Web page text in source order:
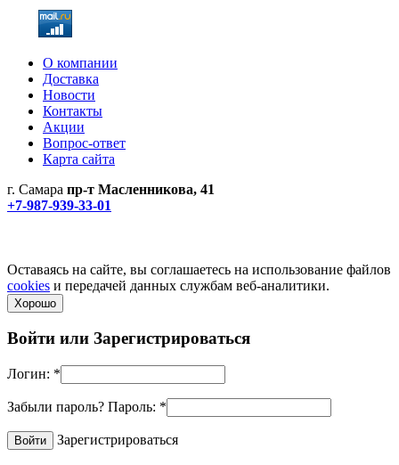
О компании
Доставка
Новости
Контакты
Акции
Вопрос-ответ
Карта сайта
г. Самара пр-т Масленникова, 41
+7-987-939-33-01
Оставаясь на сайте, вы соглашаетесь на использование файлов
cookies и передачей данных службам веб-аналитики.
Хорошо
Войти или Зарегистрироваться
Логин: *
Забыли пароль? Пароль: *
Зарегистрироваться